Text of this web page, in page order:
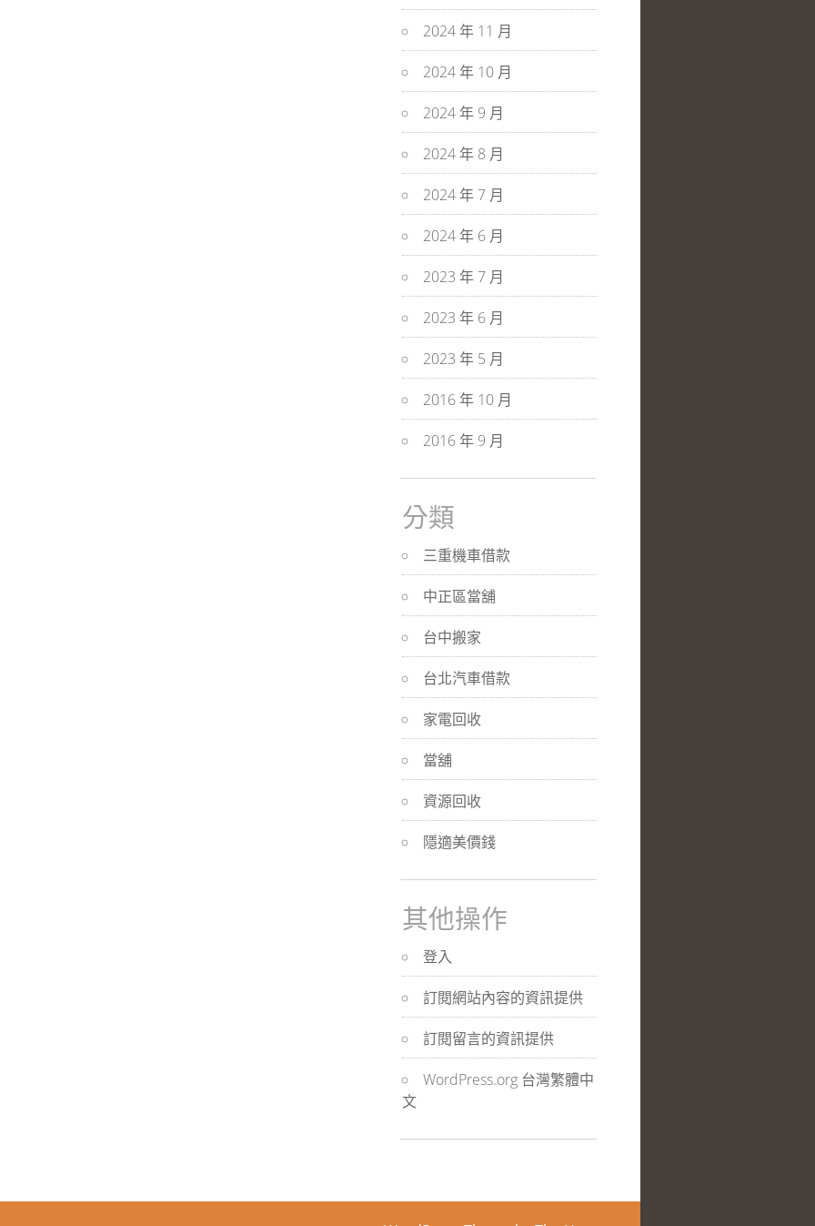
2024 年 11 月
2024 年 10 月
2024 年 9 月
2024 年 8 月
2024 年 7 月
2024 年 6 月
2023 年 7 月
2023 年 6 月
2023 年 5 月
2016 年 10 月
2016 年 9 月
分類
三重機車借款
中正區當舖
台中搬家
台北汽車借款
家電回收
當舖
資源回收
隱適美價錢
其他操作
登入
訂閱網站內容的資訊提供
訂閱留言的資訊提供
WordPress.org 台灣繁體中
文